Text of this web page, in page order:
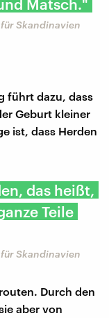
Matsch."
Skandinavien
führt dazu, dass
Geburt kleiner
ist, dass Herden
das heißt,
Teile
Skandinavien
Durch den
aber von